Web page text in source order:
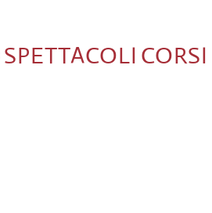
SPETTACOLI CORSI